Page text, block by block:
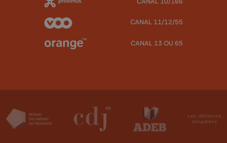
CANAL 11/12/55
CANAL 13 OU 65